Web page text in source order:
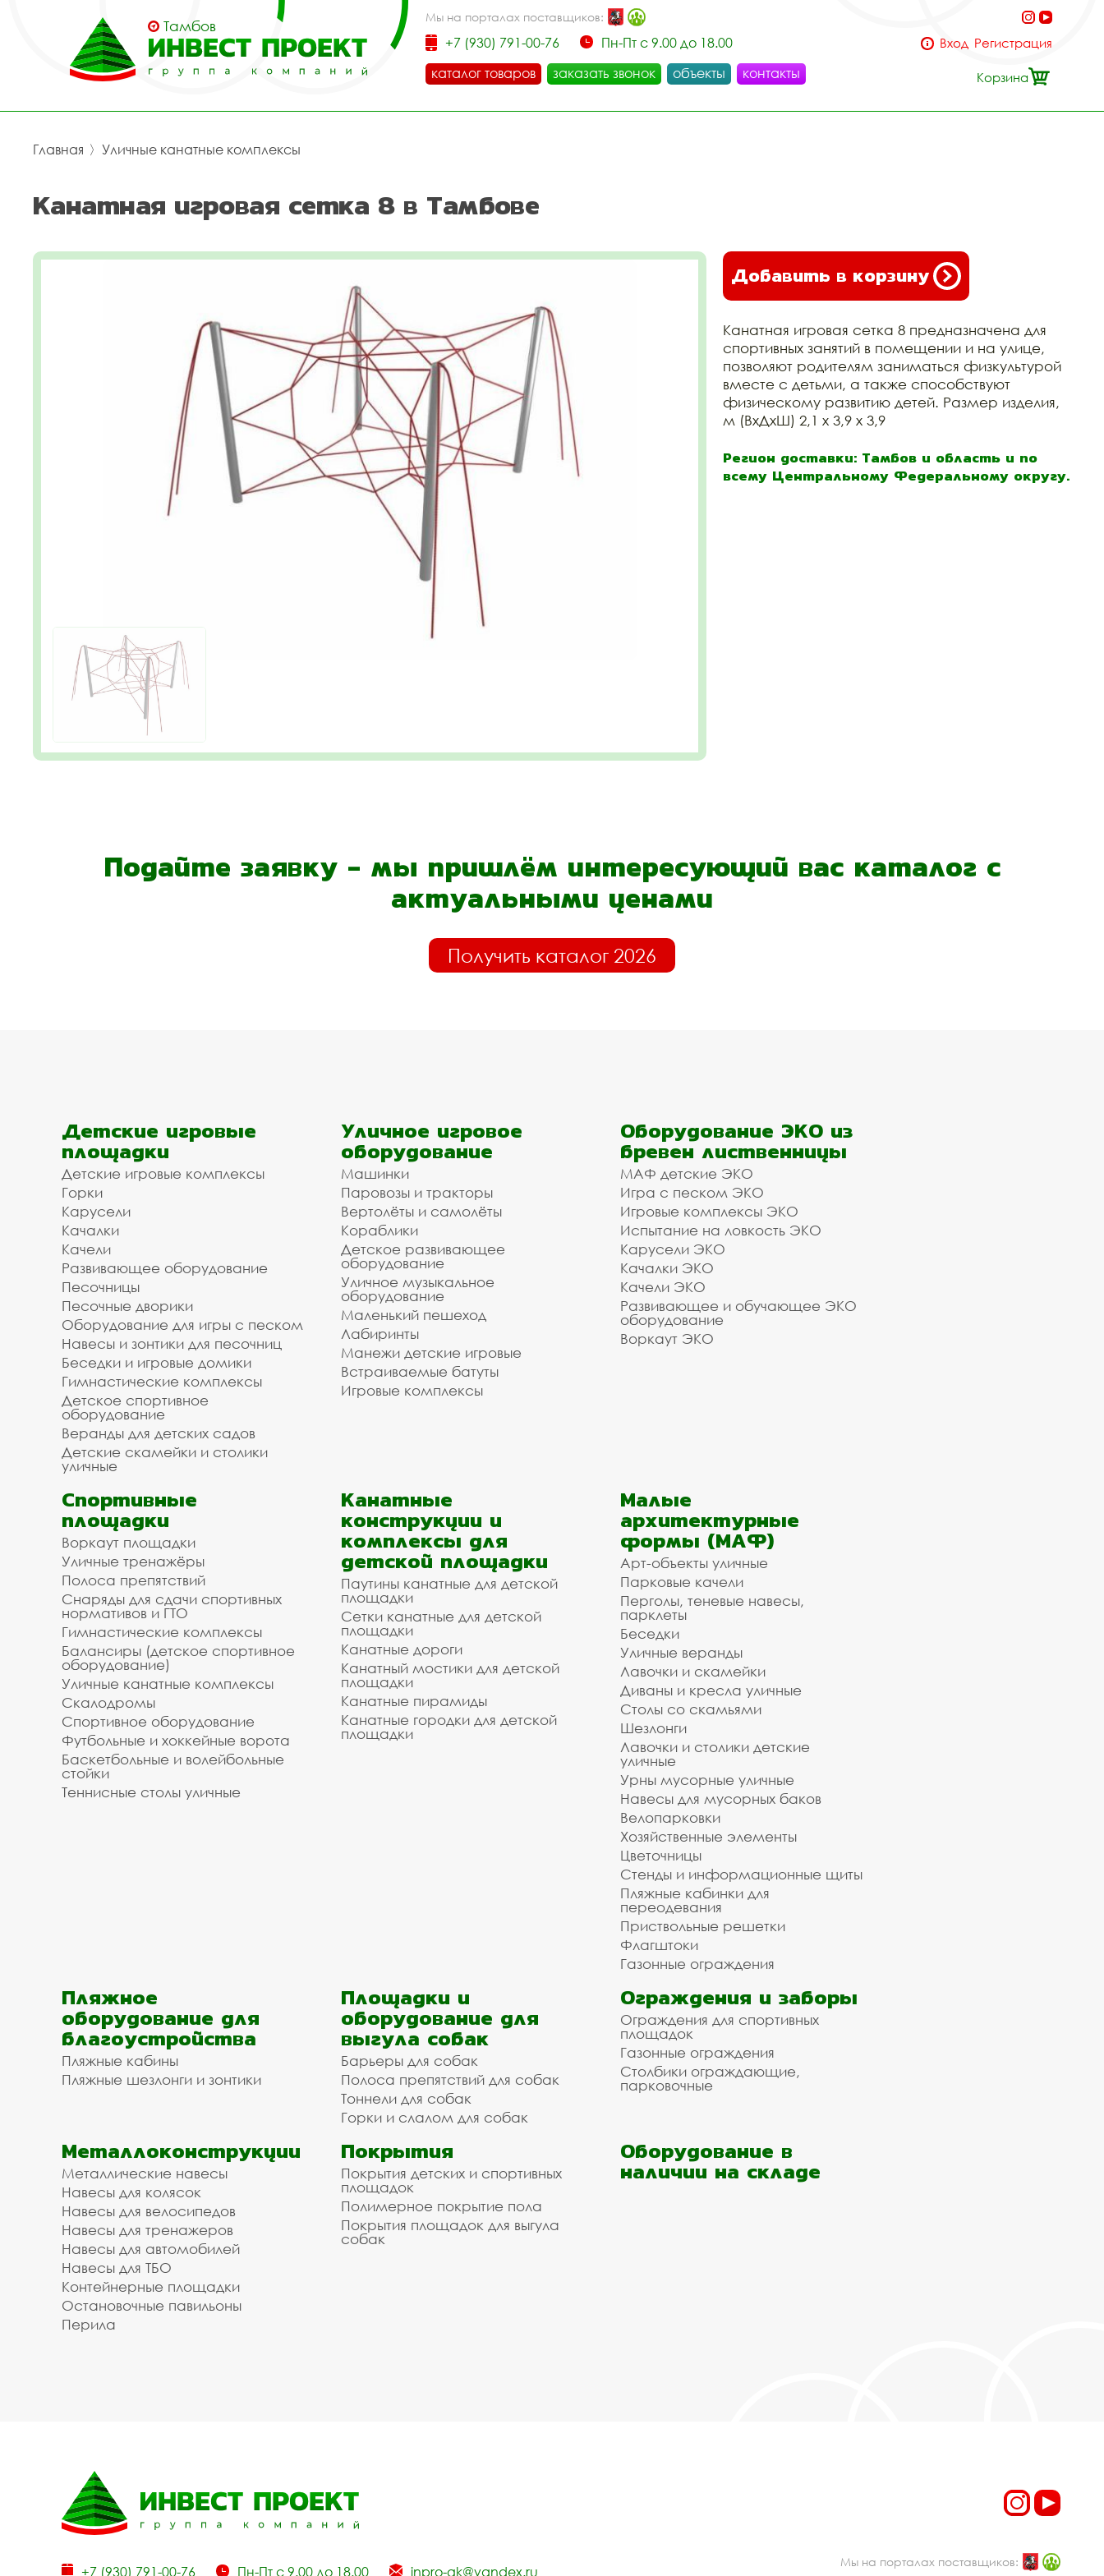
Тамбов
Мы на порталах поставщиков:
+7 (930) 791-00-76
Пн-Пт с 9.00 до 18.00
каталог товаров
заказать звонок объекты контакты
Вход Регистрация
Корзина
Главная 〉 Уличные канатные комплексы
Канатная игровая сетка 8 в Тамбове
Добавить в корзину
Канатная игровая сетка 8 предназначена для
спортивных занятий в помещении и на улице,
позволяют родителям заниматься физкультурой
вместе с детьми, а также способствуют
физическому развитию детей. Размер изделия,
м (ВхДхШ) 2,1 х 3,9 х 3,9
Регион доставки: Тамбов и область и по
всему Центральному Федеральному округу.
Подайте заявку - мы пришлём интересующий вас каталог с
актуальными ценами
Получить каталог 2026
Детские игровые
площадки
Детские игровые комплексы
Горки
Карусели
Качалки
Качели
Развивающее оборудование
Песочницы
Песочные дворики
Оборудование для игры с песком
Навесы и зонтики для песочниц
Беседки и игровые домики
Гимнастические комплексы
Детское спортивное
оборудование
Веранды для детских садов
Детские скамейки и столики
уличные
Уличное игровое
оборудование
Машинки
Паровозы и тракторы
Вертолёты и самолёты
Кораблики
Детское развивающее
оборудование
Уличное музыкальное
оборудование
Маленький пешеход
Лабиринты
Манежи детские игровые
Встраиваемые батуты
Игровые комплексы
Оборудование ЭКО из
бревен лиственницы
МАФ детские ЭКО
Игра с песком ЭКО
Игровые комплексы ЭКО
Испытание на ловкость ЭКО
Карусели ЭКО
Качалки ЭКО
Качели ЭКО
Развивающее и обучающее ЭКО
оборудование
Воркаут ЭКО
Спортивные
площадки
Воркаут площадки
Уличные тренажёры
Полоса препятствий
Снаряды для сдачи спортивных
нормативов и ГТО
Гимнастические комплексы
Балансиры (детское спортивное
оборудование)
Уличные канатные комплексы
Скалодромы
Спортивное оборудование
Футбольные и хоккейные ворота
Баскетбольные и волейбольные
стойки
Теннисные столы уличные
Канатные
конструкции и
комплексы для
детской площадки
Паутины канатные для детской
площадки
Сетки канатные для детской
площадки
Канатные дороги
Канатный мостики для детской
площадки
Канатные пирамиды
Канатные городки для детской
площадки
Малые
архитектурные
формы (МАФ)
Арт-объекты уличные
Парковые качели
Перголы, теневые навесы,
парклеты
Беседки
Уличные веранды
Лавочки и скамейки
Диваны и кресла уличные
Столы со скамьями
Шезлонги
Лавочки и столики детские
уличные
Урны мусорные уличные
Навесы для мусорных баков
Велопарковки
Хозяйственные элементы
Цветочницы
Стенды и информационные щиты
Пляжные кабинки для
переодевания
Приствольные решетки
Флагштоки
Газонные ограждения
Пляжное
оборудование для
благоустройства
Пляжные кабины
Пляжные шезлонги и зонтики
Площадки и
оборудование для
выгула собак
Барьеры для собак
Полоса препятствий для собак
Тоннели для собак
Горки и слалом для собак
Ограждения и заборы
Ограждения для спортивных
площадок
Газонные ограждения
Столбики ограждающие,
парковочные
Металлоконструкции
Металлические навесы
Навесы для колясок
Навесы для велосипедов
Навесы для тренажеров
Навесы для автомобилей
Навесы для ТБО
Контейнерные площадки
Остановочные павильоны
Перила
Покрытия
Покрытия детских и спортивных
площадок
Полимерное покрытие пола
Покрытия площадок для выгула
собак
Оборудование в
наличии на складе
+7 (930) 791-00-76 Пн-Пт с 9.00 до 18.00 inpro-gk@yandex.ru
Мы на порталах поставщиков: